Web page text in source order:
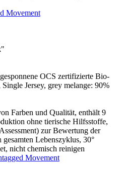
Movement
OCS zertifizierte Bio-
Jersey, grey melange: 90%
Farben und Qualität, enthält 9
ohne tierische Hilfsstoffe,
zur Bewertung der
Lebenszyklus, 30°
nicht chemisch reinigen
Movement